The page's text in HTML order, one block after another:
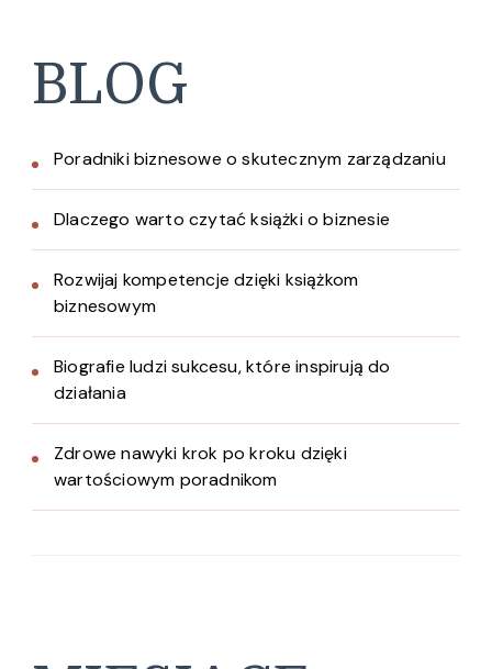
BLOG
Poradniki biznesowe o skutecznym zarządzaniu
Dlaczego warto czytać książki o biznesie
Rozwijaj kompetencje dzięki książkom
biznesowym
Biografie ludzi sukcesu, które inspirują do
działania
Zdrowe nawyki krok po kroku dzięki
wartościowym poradnikom